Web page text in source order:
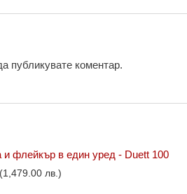
публикувате коментар.
флейкър в един уред - Duett 100
(1,479.00 лв.)